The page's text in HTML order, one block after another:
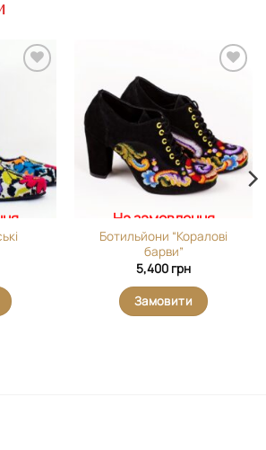
На замовлення
Ботильйони “Коралові
барви”
5,400 грн
Замовити